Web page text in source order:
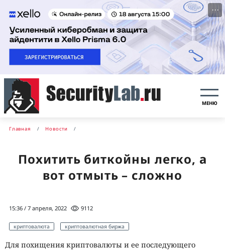
···
МЕНЮ
Главная Новости
Похитить биткойны легко, а
вот отмыть – сложно
15:36 / 7 апреля, 2022 9112
криптовалюта криптовалютная биржа
Для похищения криптовалюты и ее последующего